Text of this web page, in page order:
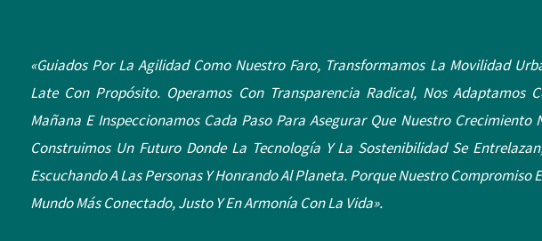
«Guiados Por La Agilidad Como Nuestro Faro, Transformamos La Movilidad
Late Con Propósito. Operamos Con Transparencia Radical, Nos Adaptamos
Mañana E Inspeccionamos Cada Paso Para Asegurar Que Nuestro Crecimiento
Construimos Un Futuro Donde La Tecnología Y La Sostenibilidad Se
Escuchando A Las Personas Y Honrando Al Planeta. Porque Nuestro Compromiso
Mundo Más Conectado, Justo Y En Armonía Con La Vida».